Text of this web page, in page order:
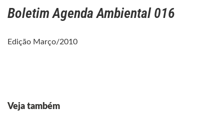
Boletim Agenda Ambiental 016
Edição Março/2010
Veja também